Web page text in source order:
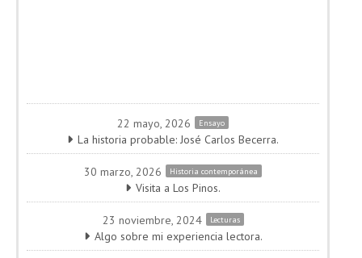
22 mayo, 2026 Ensayo
La historia probable: José Carlos Becerra.
30 marzo, 2026 Historia contemporánea
Visita a Los Pinos.
23 noviembre, 2024 Lecturas
Algo sobre mi experiencia lectora.